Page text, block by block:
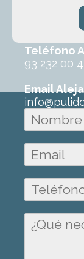
ofrecerte
ningún
Teléfono
93 232 00
Email